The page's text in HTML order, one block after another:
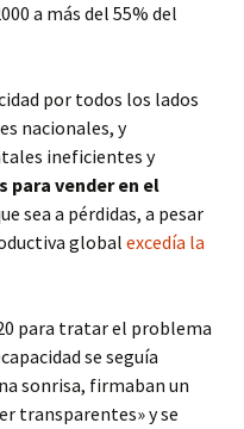
a más del 55% del
por todos los lados
nacionales, y
ineficientes y
para vender en el
sea a pérdidas, a pesar
global excedía la
para tratar el problema
se seguía
sonrisa, firmaban un
transparentes» y se